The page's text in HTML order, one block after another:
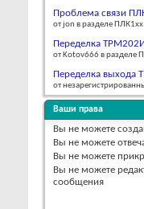
Проблема связи
от jon в разделе ПЛК1хх
Переделка
от Kotov666 в разделе
Переделка выхода
от
Ваши права
Вы не можете
Вы не можете
Вы не можете
Вы не можете
сообщения